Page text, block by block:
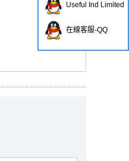
Useful Ind Limited
在線客服-QQ